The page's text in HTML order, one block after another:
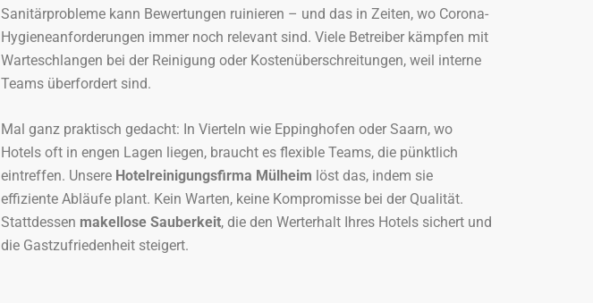
Sanitärprobleme kann Bewertungen ruinieren – und das in Zeiten, wo Corona-
Hygieneanforderungen immer noch relevant sind. Viele Betreiber kämpfen mit
Warteschlangen bei der Reinigung oder Kostenüberschreitungen, weil interne
Teams überfordert sind.
Mal ganz praktisch gedacht: In Vierteln wie Eppinghofen oder Saarn, wo
Hotels oft in engen Lagen liegen, braucht es flexible Teams, die pünktlich
eintreffen. Unsere Hotelreinigungsfirma Mülheim löst das, indem sie
effiziente Abläufe plant. Kein Warten, keine Kompromisse bei der Qualität.
Stattdessen makellose Sauberkeit, die den Werterhalt Ihres Hotels sichert und
die Gastzufriedenheit steigert.